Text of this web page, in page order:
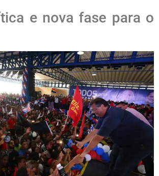
e nova fase para o